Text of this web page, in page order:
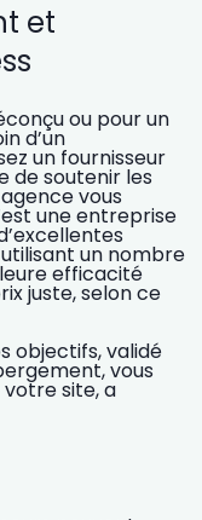
et
ou pour un
d’un
un fournisseur
de soutenir les
vous
une entreprise
un nombre
efficacité
juste, selon ce
objectifs, validé
vous
site, a